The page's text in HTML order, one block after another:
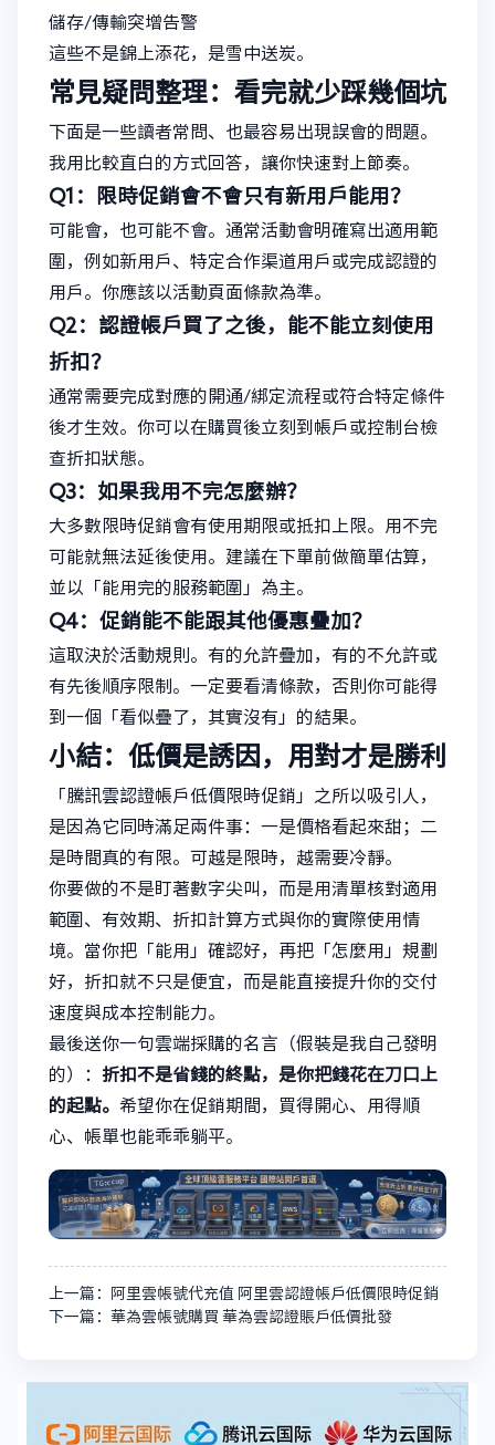
儲存/傳輸突增告警
這些不是錦上添花，是雪中送炭。
常見疑問整理：看完就少踩幾個坑
下面是一些讀者常問、也最容易出現誤會的問題。
我用比較直白的方式回答，讓你快速對上節奏。
Q1：限時促銷會不會只有新用戶能用？
可能會，也可能不會。通常活動會明確寫出適用範
圍，例如新用戶、特定合作渠道用戶或完成認證的
用戶。你應該以活動頁面條款為準。
Q2：認證帳戶買了之後，能不能立刻使用
折扣？
通常需要完成對應的開通/綁定流程或符合特定條件
後才生效。你可以在購買後立刻到帳戶或控制台檢
查折扣狀態。
Q3：如果我用不完怎麼辦？
大多數限時促銷會有使用期限或抵扣上限。用不完
可能就無法延後使用。建議在下單前做簡單估算，
並以「能用完的服務範圍」為主。
Q4：促銷能不能跟其他優惠疊加？
這取決於活動規則。有的允許疊加，有的不允許或
有先後順序限制。一定要看清條款，否則你可能得
到一個「看似疊了，其實沒有」的結果。
小結：低價是誘因，用對才是勝利
「騰訊雲認證帳戶低價限時促銷」之所以吸引人，
是因為它同時滿足兩件事：一是價格看起來甜；二
是時間真的有限。可越是限時，越需要冷靜。
你要做的不是盯著數字尖叫，而是用清單核對適用
範圍、有效期、折扣計算方式與你的實際使用情
境。當你把「能用」確認好，再把「怎麼用」規劃
好，折扣就不只是便宜，而是能直接提升你的交付
速度與成本控制能力。
最後送你一句雲端採購的名言（假裝是我自己發明
的）： 折扣不是省錢的終點，是你把錢花在刀口上
的起點。 希望你在促銷期間，買得開心、用得順
心、帳單也能乖乖躺平。
上一篇：阿里雲帳號代充值 阿里雲認證帳戶低價限時促銷
下一篇：華為雲帳號購買 華為雲認證賬戶低價批發